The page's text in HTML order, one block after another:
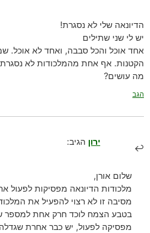
הדיונאה שלי לא נסגרת!
יש לי שני שתילים
אחד אוכל והכל סבבה, ואחד לא אוכל.
הקטנות. אף אחת מהמלכודות לא
מה עושים?
הגב
ירון הגיב:
שלום אורן,
מלכודות הדיונאה מפסיקות לפעול
מסיבה זו לא רצוי להפעיל את
בטבע הצמח לוכד חרק אחת למספר
מפסיקה לפעול, יש כבר אחרת